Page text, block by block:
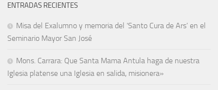
ENTRADAS RECIENTES
Misa del Exalumno y memoria del ‘Santo Cura de Ars’ en el
Seminario Mayor San José
Mons. Carrara: Que Santa Mama Antula haga de nuestra
Iglesia platense una Iglesia en salida, misionera»